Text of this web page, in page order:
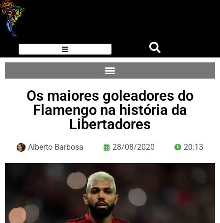
Os maiores goleadores do
Flamengo na história da
Libertadores
Alberto Barbosa 28/08/2020 20:13